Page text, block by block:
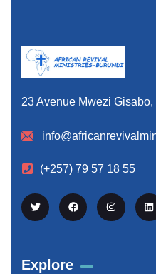
23 Avenue Mwezi
(+257) 79 57 18 55
Explore